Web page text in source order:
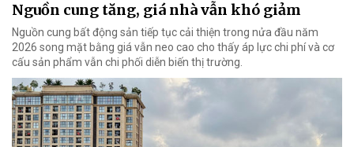
Nguồn cung tăng, giá nhà vẫn khó giảm
Nguồn cung bất động sản tiếp tục cải thiện trong nửa đầu năm
2026 song mặt bằng giá vẫn neo cao cho thấy áp lực chi phí và cơ
cấu sản phẩm vẫn chi phối diễn biến thị trường.